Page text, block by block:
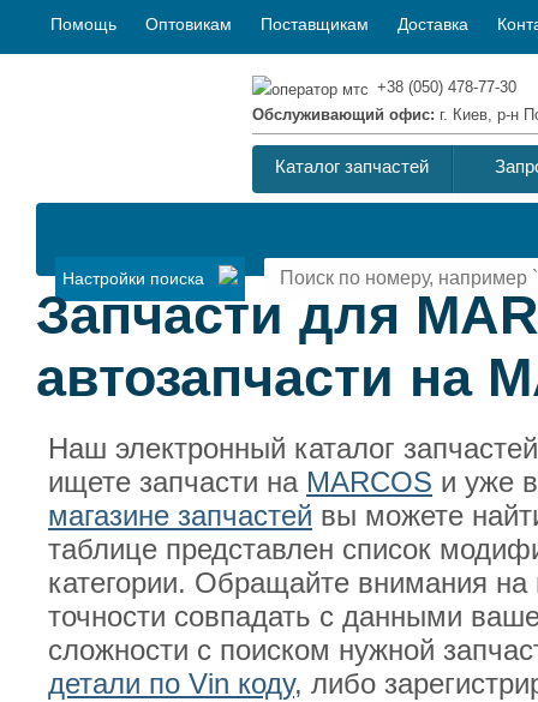
Помощь Оптовикам Поставщикам Доставка
+38 (050) 478-77-30
Обслуживающий офис: г. Киев, р-н
Каталог запчастей
Настройки поиска
Запчасти для
автозапчасти на
Наш электронный каталог
ищете запчасти на MARCOS и уже
магазине запчастей вы можете
таблице представлен список
категории. Обращайте внимания
точности совпадать с данными
сложности с поиском нужной
детали по Vin коду, либо